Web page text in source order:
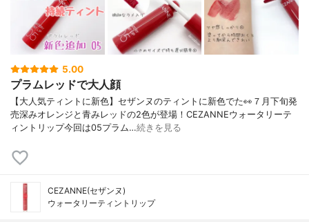
5.00
プラムレッドで大人顔
【大人気ティントに新色】セザンヌのティントに新色でた👀７月下旬発
売深みオレンジと青みレッドの2色が登場！CEZANNEウォータリーテ
ィントリップ今回は05プラム…続きを見る
CEZANNE(セザンヌ)
ウォータリーティントリップ